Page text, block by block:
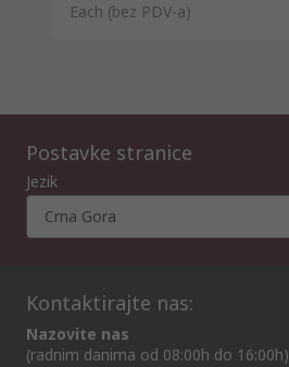
Each (bez PDV-a)
Postavke stranice
Jezik
Crna Gora
Kontaktirajte nas:
Nazovite nas
(radnim danima od 08:00h do 16:00h)